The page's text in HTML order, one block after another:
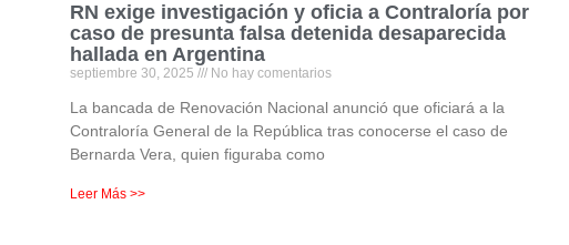
RN exige investigación y oficia a Contraloría por
caso de presunta falsa detenida desaparecida
hallada en Argentina
septiembre 30, 2025 No hay comentarios
La bancada de Renovación Nacional anunció que oficiará a la
Contraloría General de la República tras conocerse el caso de
Bernarda Vera, quien figuraba como
Leer Más >>